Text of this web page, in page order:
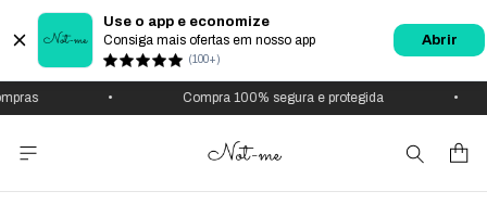
Use o app e economize
Consiga mais ofertas em nosso app
(100+)
Abrir
• Compra 100% segura e protegida •